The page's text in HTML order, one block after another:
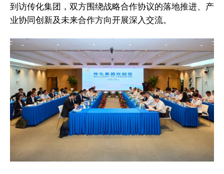
到访传化集团，双方围绕战略合作协议的落地推进、产
业协同创新及未来合作方向开展深入交流。